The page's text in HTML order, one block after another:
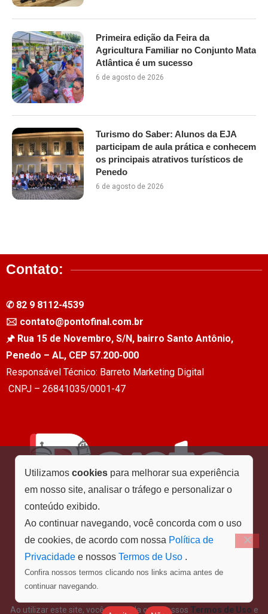
Primeira edição da Feira da
Agricultura Familiar no Conjunto Mata
Atlântica é um sucesso
6 de agosto de 2026
Turismo do Saber: Alunos da EJA
participam de aula prática e conhecem
os principais atrativos turísticos de
Penedo
6 de agosto de 2026
Utilizamos cookies para melhorar sua experiência
em nosso site, analisar o tráfego e personalizar o
conteúdo exibido.
Ao continuar navegando, você concorda com o uso
de cookies, de acordo com nossa Política de
Privacidade e nossos Termos de Uso .
Confira nossos termos clicando nos links acima antes de
continuar navegando.
Contato:
✆ 82 9 8112-4539
🖂 contato@pontofinal.com.br
🖈 Rua 15 de Novembro, S/N, bairro Santo Antônio,
Penedo – AL, CEP 57.200-000
Responsável Técnico: Barreto Marketing Digital
CNPJ – 26841035/0001-47
Ao utilizar este site, você concorda com nossos Termos de Uso e